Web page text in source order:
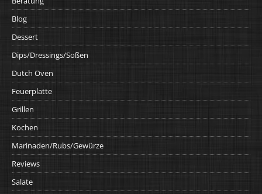
Blog
Dessert
Dips/Dressings/Soßen
Dutch Oven
Feuerplatte
Grillen
Kochen
Marinaden/Rubs/Gewürze
Reviews
Salate